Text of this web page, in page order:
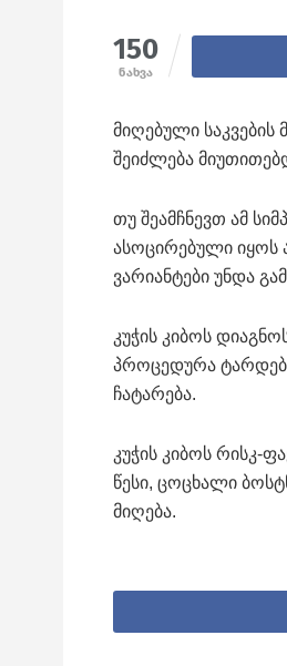
150
ნახვა
მიღებული საკვების
შეიძლება
თუ შეამჩნევთ ამ
ასოცირებული იყოს
ვარიანტები უნდა
კუჭის კიბოს
პროცედურა
ჩატარება.
კუჭის კიბოს რისკ-
წესი, ცოცხალი
მიღება.